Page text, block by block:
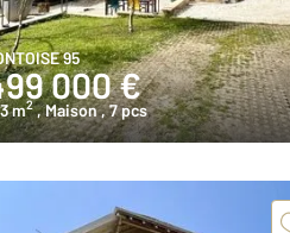
95
000 €
m2 , Maison, 7 pcs